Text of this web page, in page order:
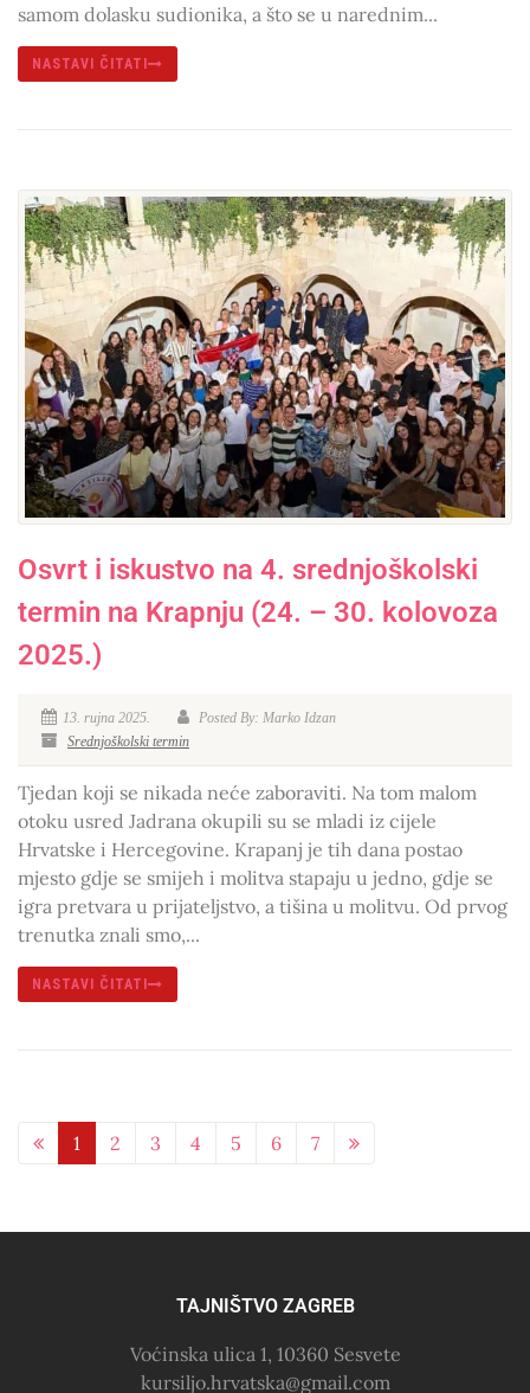
samom dolasku sudionika, a što se u narednim...
NASTAVI ČITATI
Osvrt i iskustvo na 4. srednjoškolski
termin na Krapnju (24. – 30. kolovoza
2025.)
13. rujna 2025.
Posted By: Marko Idzan
Srednjoškolski termin
Tjedan koji se nikada neće zaboraviti. Na tom malom
otoku usred Jadrana okupili su se mladi iz cijele
Hrvatske i Hercegovine. Krapanj je tih dana postao
mjesto gdje se smijeh i molitva stapaju u jedno, gdje se
igra pretvara u prijateljstvo, a tišina u molitvu. Od prvog
trenutka znali smo,...
NASTAVI ČITATI
1 2 3 4 5 6 7
TAJNIŠTVO ZAGREB
Voćinska ulica 1, 10360 Sesvete
kursiljo.hrvatska@gmail.com